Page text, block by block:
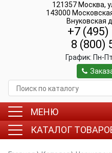
121357 Москва,
143000
Внуковская
+7 (495)
8 (800)
График: Пн-
МЕНЮ
КАТАЛОГ